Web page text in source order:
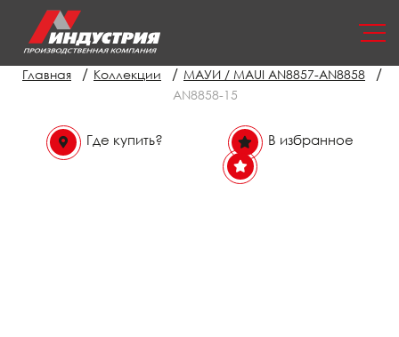
Главная / Коллекции / МАУИ / MAUI AN8857-AN8858 /
AN8858-15
Где купить? В избранное